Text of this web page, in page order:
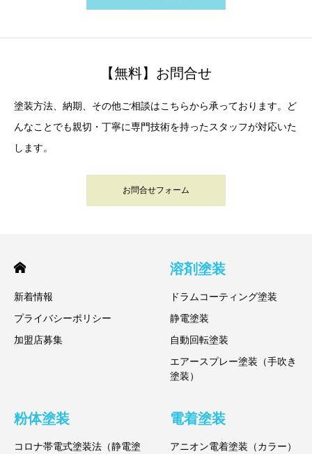
【無料】お問合せ
塗装方法、納期、その他ご相談はこちらから承っております。ど
んなことでも親切・丁寧に専門技術を持ったスタッフが対応いた
します。
お問合せフォーム
新着情報
プライバシーポリシー
加盟店募集
溶剤塗装
ドラムコーティング塗装
静電塗装
自動回転塗装
エアースプレー塗装（手吹き
塗装）
粉体塗装
コロナ帯電式塗装法（静電塗
電着塗装
アニオン電着塗装（カラー）